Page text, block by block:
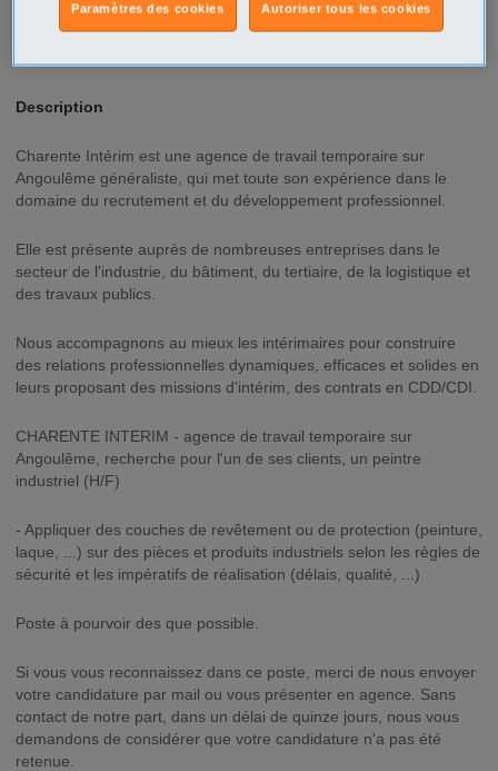
Description
Charente Intérim est une agence de travail temporaire sur
Angoulême généraliste, qui met toute son expérience dans le
domaine du recrutement et du développement professionnel.
Elle est présente auprès de nombreuses entreprises dans le
secteur de l'industrie, du bâtiment, du tertiaire, de la logistique et
des travaux publics.
Nous accompagnons au mieux les intérimaires pour construire
des relations professionnelles dynamiques, efficaces et solides en
leurs proposant des missions d'intérim, des contrats en CDD/CDI.
CHARENTE INTERIM - agence de travail temporaire sur
Angoulême, recherche pour l'un de ses clients, un peintre
industriel (H/F)
- Appliquer des couches de revêtement ou de protection (peinture,
laque, ...) sur des pièces et produits industriels selon les règles de
sécurité et les impératifs de réalisation (délais, qualité, ...)
Poste à pourvoir des que possible.
Si vous vous reconnaissez dans ce poste, merci de nous envoyer
votre candidature par mail ou vous présenter en agence. Sans
contact de notre part, dans un délai de quinze jours, nous vous
demandons de considérer que votre candidature n'a pas été
retenue.
Autoriser tous les cookies
Paramètres des cookies